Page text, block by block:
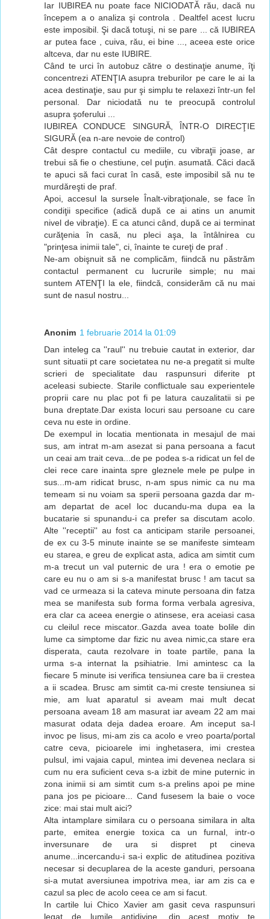
Iar IUBIREA nu poate face NICIODATĂ rău, dacă nu
începem a o analiza şi controla . Dealtfel acest lucru
este imposibil. Şi dacă totuşi, ni se pare ... că IUBIREA
ar putea face , cuiva, rău, ei bine ..., aceea este orice
altceva, dar nu este IUBIRE.
Când te urci în autobuz către o destinaţie anume, îţi
concentrezi ATENŢIA asupra treburilor pe care le ai la
acea destinaţie, sau pur şi simplu te relaxezi într-un fel
personal. Dar niciodată nu te preocupă controlul
asupra şoferului ...
IUBIREA CONDUCE SINGURĂ, ÎNTR-O DIRECŢIE
SIGURĂ (ea n-are nevoie de control)
Cât despre contactul cu mediile, cu vibraţii joase, ar
trebui să fie o chestiune, cel puţin. asumată. Căci dacă
te apuci să faci curat în casă, este imposibil să nu te
murdăreşti de praf.
Apoi, accesul la sursele Înalt-vibraţionale, se face în
condiţii specifice (adică după ce ai atins un anumit
nivel de vibraţie). E ca atunci când, după ce ai terminat
curăţenia în casă, nu pleci aşa, la întâlnirea cu
"prinţesa inimii tale", ci, înainte te cureţi de praf .
Ne-am obişnuit să ne complicăm, fiindcă nu păstrăm
contactul permanent cu lucrurile simple; nu mai
suntem ATENŢI la ele, fiindcă, considerăm că nu mai
sunt de nasul nostru...
Anonim 1 februarie 2014 la 01:09
Dan inteleg ca ''raul'' nu trebuie cautat in exterior, dar
sunt situatii pt care societatea nu ne-a pregatit si multe
scrieri de specialitate dau raspunsuri diferite pt
aceleasi subiecte. Starile conflictuale sau experientele
proprii care nu plac pot fi pe latura cauzalitatii si pe
buna dreptate.Dar exista locuri sau persoane cu care
ceva nu este in ordine.
De exempul in locatia mentionata in mesajul de mai
sus, am intrat m-am asezat si pana persoana a facut
un ceai am trait ceva...de pe podea s-a ridicat un fel de
clei rece care inainta spre gleznele mele pe pulpe in
sus...m-am ridicat brusc, n-am spus nimic ca nu ma
temeam si nu voiam sa sperii persoana gazda dar m-
am departat de acel loc ducandu-ma dupa ea la
bucatarie si spunandu-i ca prefer sa discutam acolo.
Alte ''receptii'' au fost ca anticipam starile persoanei,
de ex cu 3-5 minute inainte se se manifeste simteam
eu starea, e greu de explicat asta, adica am simtit cum
m-a trecut un val puternic de ura ! era o emotie pe
care eu nu o am si s-a manifestat brusc ! am tacut sa
vad ce urmeaza si la cateva minute persoana din fatza
mea se manifesta sub forma forma verbala agresiva,
era clar ca aceea energie o atinsese, era aceiasi casa
cu cleilul rece miscator..Gazda avea toate bolile din
lume ca simptome dar fizic nu avea nimic,ca stare era
disperata, cauta rezolvare in toate partile, pana la
urma s-a internat la psihiatrie. Imi amintesc ca la
fiecare 5 minute isi verifica tensiunea care ba ii crestea
a ii scadea. Brusc am simtit ca-mi creste tensiunea si
mie, am luat aparatul si aveam mai mult decat
persoana aveam 18 am masurat iar aveam 22 am mai
masurat odata deja dadea eroare. Am inceput sa-l
invoc pe Iisus, mi-am zis ca acolo e vreo poarta/portal
catre ceva, picioarele imi inghetasera, imi crestea
pulsul, imi vajaia capul, mintea imi devenea neclara si
cum nu era suficient ceva s-a izbit de mine puternic in
zona inimii si am simtit cum s-a prelins apoi pe mine
pana jos pe picioare... Cand fusesem la baie o voce
zice: mai stai mult aici?
Alta intamplare similara cu o persoana similara in alta
parte, emitea energie toxica ca un furnal, intr-o
inversunare de ura si dispret pt cineva
anume...incercandu-i sa-i explic de atitudinea pozitiva
necesar si decuplarea de la aceste ganduri, persoana
si-a mutat aversiunea impotriva mea, iar am zis ca e
cazul sa plec de acolo ceea ce am si facut.
In cartile lui Chico Xavier am gasit ceva raspunsuri
legat de lumile antidivine, din acest motiv te